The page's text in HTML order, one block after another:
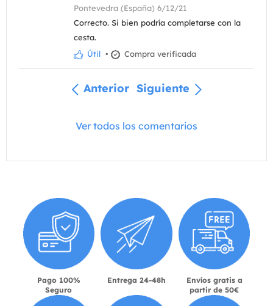
Pontevedra (España) 6/12/21
Correcto. Si bien podría completarse con la
cesta.
Útil • Compra verificada
Anterior Siguiente
Ver todos los comentarios
Pago 100%
Seguro
Entrega 24-48h
Envíos gratis a
partir de 50€